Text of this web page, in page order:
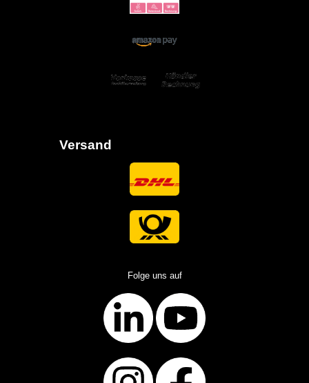
Versand
Folge uns auf